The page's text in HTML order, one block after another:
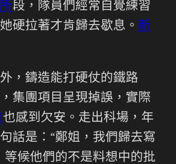
段，隊員們經常自覺練習
硬拉著才肯歸去歇息。 新
，鑄造能打硬仗的鐵路
集團項目呈現掉誤，實際
也感到欠安。走出科場，年
話是：“鄭姐，我們歸去寫
等候他們的不是料想中的批